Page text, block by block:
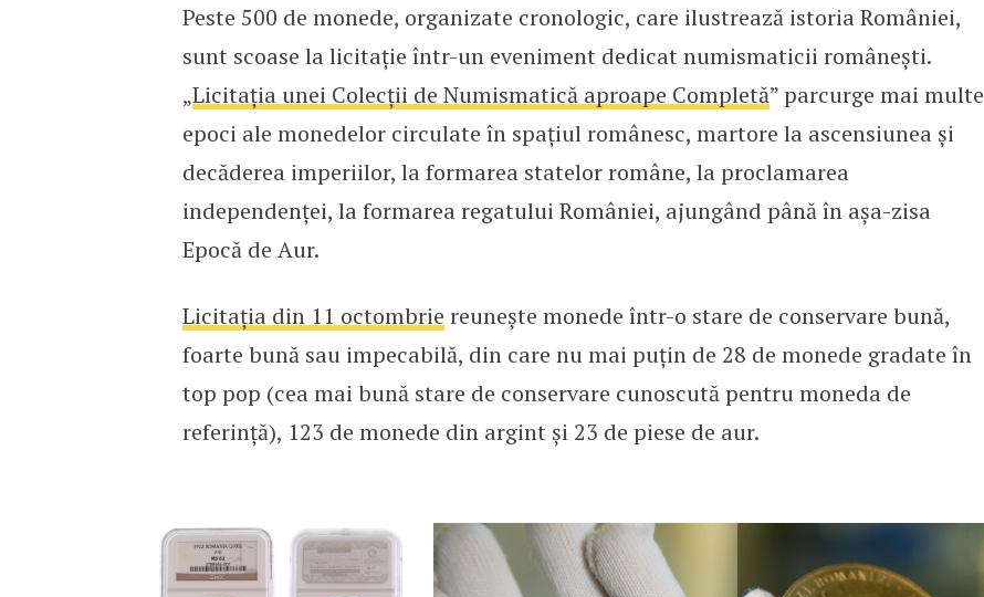
Cele mai rare monede românești, scoase la licitație
Peste 500 de monede, organizate cronologic, care ilustrează istoria României,
sunt scoase la licitație într-un eveniment dedicat numismaticii românești.
„Licitația unei Colecții de Numismatică aproape Completă” parcurge mai multe
epoci ale monedelor circulate în spațiul românesc, martore la ascensiunea și
decăderea imperiilor, la formarea statelor române, la proclamarea
independenței, la formarea regatului României, ajungând până în așa-zisa
Epocă de Aur.
Licitația din 11 octombrie reunește monede într-o stare de conservare bună,
foarte bună sau impecabilă, din care nu mai puțin de 28 de monede gradate în
top pop (cea mai bună stare de conservare cunoscută pentru moneda de
referință), 123 de monede din argint și 23 de piese de aur.